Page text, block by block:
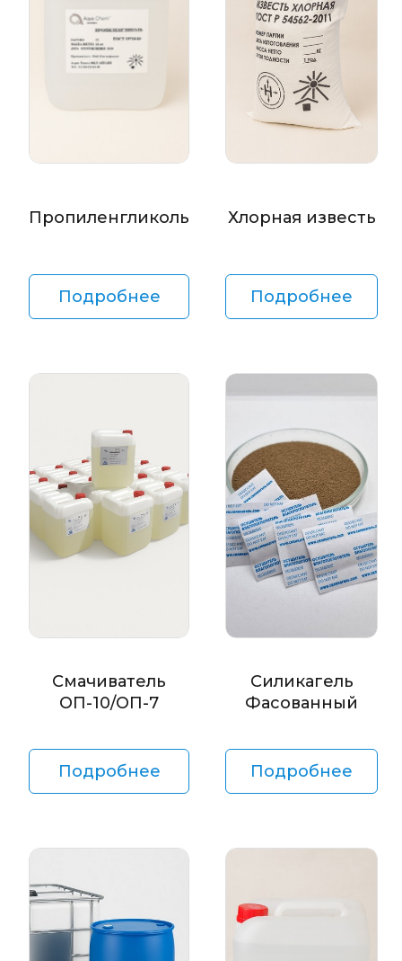
Пропиленгликоль
Подробнее
Хлорная известь
Подробнее
Смачиватель
ОП-10/ОП-7
Подробнее
Силикагель
Фасованный
Подробнее